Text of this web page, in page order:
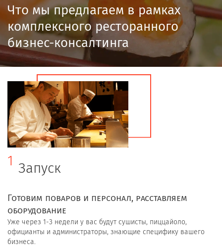
Что мы предлагаем в рамках
комплексного ресторанного
бизнес-консалтинга
1 Запуск
Готовим поваров и персонал, расставляем
оборудование
Уже через 1-3 недели у вас будут сушисты, пиццайоло,
официанты и администраторы, знающие специфику вашего
бизнеса.